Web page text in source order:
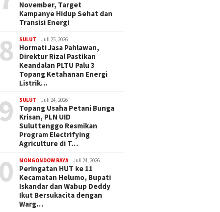
November, Target
Kampanye Hidup Sehat dan
Transisi Energi
SULUT Juli 25, 2026
Hormati Jasa Pahlawan,
Direktur Rizal Pastikan
Keandalan PLTU Palu 3
Topang Ketahanan Energi
Listrik…
SULUT Juli 24, 2026
Topang Usaha Petani Bunga
Krisan, PLN UID
Suluttenggo Resmikan
Program Electrifying
Agriculture di T…
MONGONDOW RAYA Juli 24, 2026
Peringatan HUT ke 11
Kecamatan Helumo, Bupati
Iskandar dan Wabup Deddy
Ikut Bersukacita dengan
Warg…